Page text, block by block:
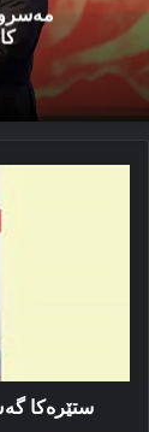
ستێرەكا‌
ڤه‌مری
ستێرەكا‌